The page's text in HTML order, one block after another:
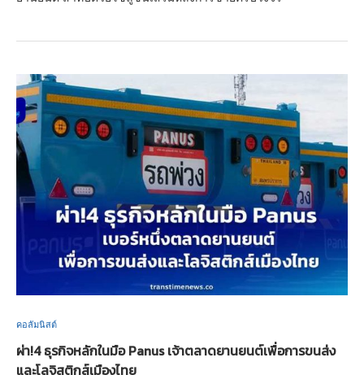
คอลัมนิสต์
ผ่า!4 ธุรกิจหลักในมือ Panus เจ้าตลาดยานยนต์เพื่อการขนส่ง
และโลจิสติกส์เมืองไทย